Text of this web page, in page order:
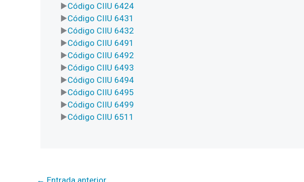
Código CIIU 6424
Código CIIU 6431
Código CIIU 6432
Código CIIU 6491
Código CIIU 6492
Código CIIU 6493
Código CIIU 6494
Código CIIU 6495
Código CIIU 6499
Código CIIU 6511
← Entrada anterior